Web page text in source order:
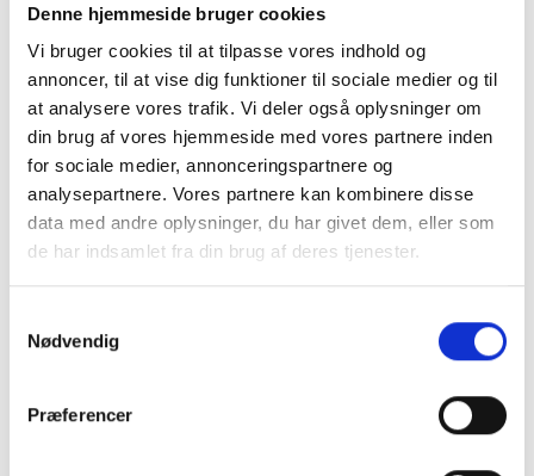
Denne hjemmeside bruger cookies
Vi bruger cookies til at tilpasse vores indhold og
annoncer, til at vise dig funktioner til sociale medier og til
at analysere vores trafik. Vi deler også oplysninger om
din brug af vores hjemmeside med vores partnere inden
for sociale medier, annonceringspartnere og
analysepartnere. Vores partnere kan kombinere disse
data med andre oplysninger, du har givet dem, eller som
de har indsamlet fra din brug af deres tjenester.
Nødvendig
Præferencer
de næste mange år. Det er ikke alene fornuftigt -
det er også bæredygtigt.
Vores store rammer fås i flere forskellige farver;
en egetræsramme, i massiv egetræ, i som om
noget er en klassiker i de Danske hjem og dertil i
andre farver så du ikke behøver at begrænse dig i
dit valg af ramme til din plakat i 100x140 cm.
100 x 140 cm rammer og
acryl
Vi levere rammen med en brudstærk acryl som
løsning. En ramme på 100x140cm kan være en